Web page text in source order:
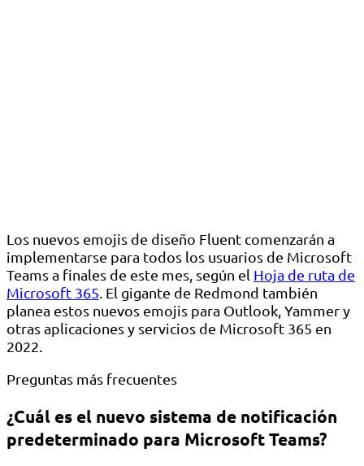
Los nuevos emojis de diseño Fluent comenzarán a
implementarse para todos los usuarios de Microsoft
Teams a finales de este mes, según el Hoja de ruta de
Microsoft 365 . El gigante de Redmond también
planea estos nuevos emojis para Outlook, Yammer y
otras aplicaciones y servicios de Microsoft 365 en
2022.
Preguntas más frecuentes
¿Cuál es el nuevo sistema de notificación
predeterminado para Microsoft Teams?